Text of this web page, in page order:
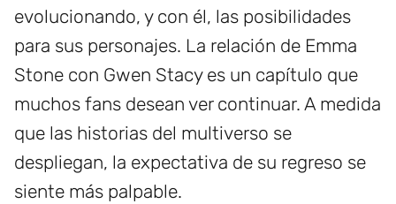
evolucionando, y con él, las posibilidades
para sus personajes. La relación de Emma
Stone con Gwen Stacy es un capítulo que
muchos fans desean ver continuar. A medida
que las historias del multiverso se
despliegan, la expectativa de su regreso se
siente más palpable.